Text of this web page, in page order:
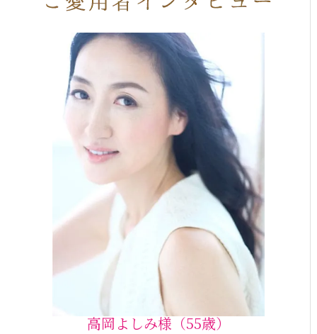
高岡よしみ様（55歳）